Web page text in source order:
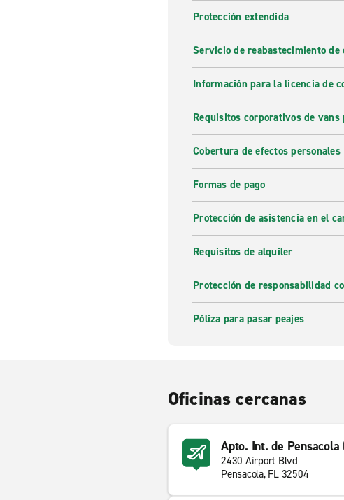
Protección extendida
Servicio de reabastecimiento de
Información para la licencia de
Requisitos corporativos de vans
Cobertura de efectos personales
Formas de pago
Protección de asistencia en el
Requisitos de alquiler
Protección de responsabilidad
Póliza para pasar peajes
Oficinas cercanas
Apto. Int. de Pensacola
2430 Airport Blvd
Pensacola, FL 32504